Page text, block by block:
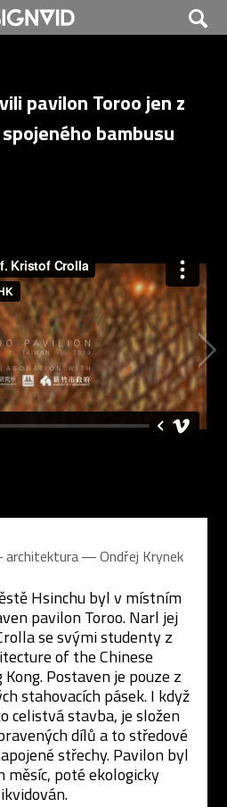
pavilon Toroo jen z
bambusu
architektura ―Ondřej Krynek
Hsinchu byl v místním
pavilon Toroo. Narl jej
se svými studenty z
of the Chinese
Postaven je pouze z
stahovacích pásek. I když
celistvá stavba, je složen
dílů a to středové
střechy. Pavilon byl
měsíc, poté ekologicky